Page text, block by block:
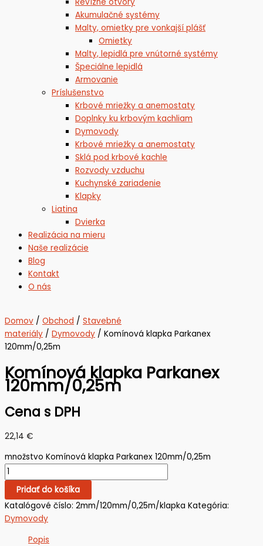
Akumulačné systémy
Malty, omietky pre vonkajší plášť
Omietky
Malty, lepidlá pre vnútorné systémy
Špeciálne lepidlá
Armovanie
Príslušenstvo
Krbové mriežky a anemostaty
Doplnky ku krbovým kachliam
Dymovody
Krbové mriežky a anemostaty
Sklá pod krbové kachle
Rozvody vzduchu
Kuchynské zariadenie
Klapky
Liatina
Dvierka
Realizácia na mieru
Naše realizácie
Blog
Kontakt
O nás
Domov / Obchod / Stavebné
materiály / Dymovody / Komínová klapka Parkanex
120mm/0,25m
Komínová klapka Parkanex
120mm/0,25m
Cena s DPH
22,14 €
množstvo Komínová klapka Parkanex 120mm/0,25m
Pridať do košíka
Katalógové číslo: 2mm/120mm/0,25m/klapka Kategória:
Dymovody
Popis